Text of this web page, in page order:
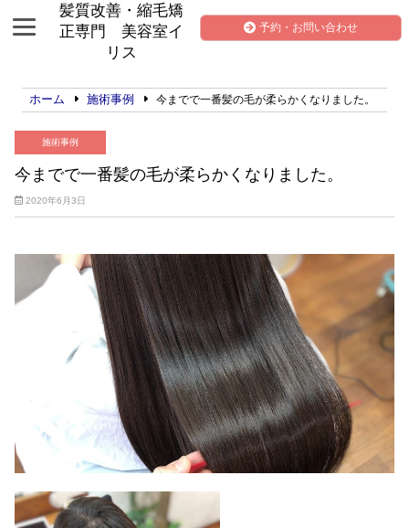
髪質改善・縮毛矯
正専門 美容室イ
リス
予約・お問い合わせ
ホーム 施術事例 今までで一番髪の毛が柔らかくなりました。
施術事例
今までで一番髪の毛が柔らかくなりました。
2020年6月3日